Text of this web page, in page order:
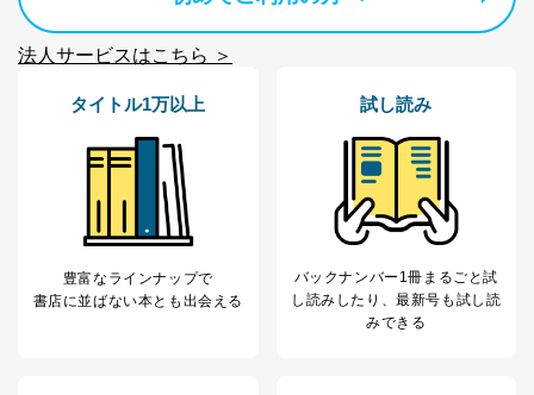
法人サービスはこちら ＞
タイトル1万以上
豊富なラインナップで
書店に並ばない本とも出会える
試し読み
バックナンバー1冊まるごと試
し読み したり、最新号も試し読
みできる